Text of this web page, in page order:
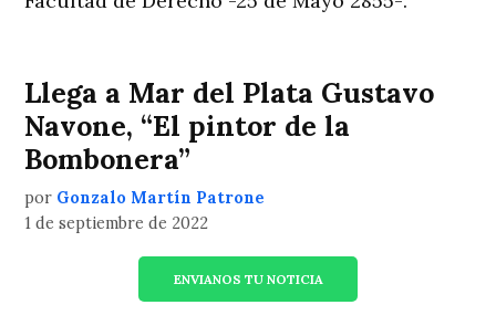
Llega a Mar del Plata Gustavo
Navone, “El pintor de la
Bombonera”
por Gonzalo Martín Patrone
1 de septiembre de 2022
ENVIANOS TU NOTICIA